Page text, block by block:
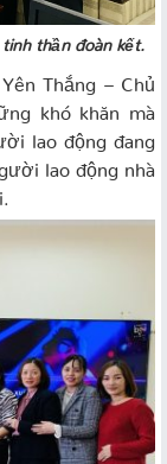
thần đoàn kết.
Thắng – Chủ
khó khăn mà
lao động đang
lao động nhà